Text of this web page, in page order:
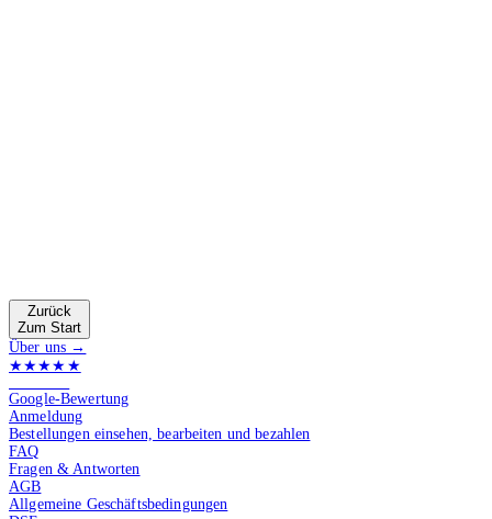
Zurück
Zum Start
Über uns →
★★★★★
Google-Bewertung
Anmeldung
Bestellungen einsehen, bearbeiten und bezahlen
FAQ
Fragen & Antworten
AGB
Allgemeine Geschäftsbedingungen